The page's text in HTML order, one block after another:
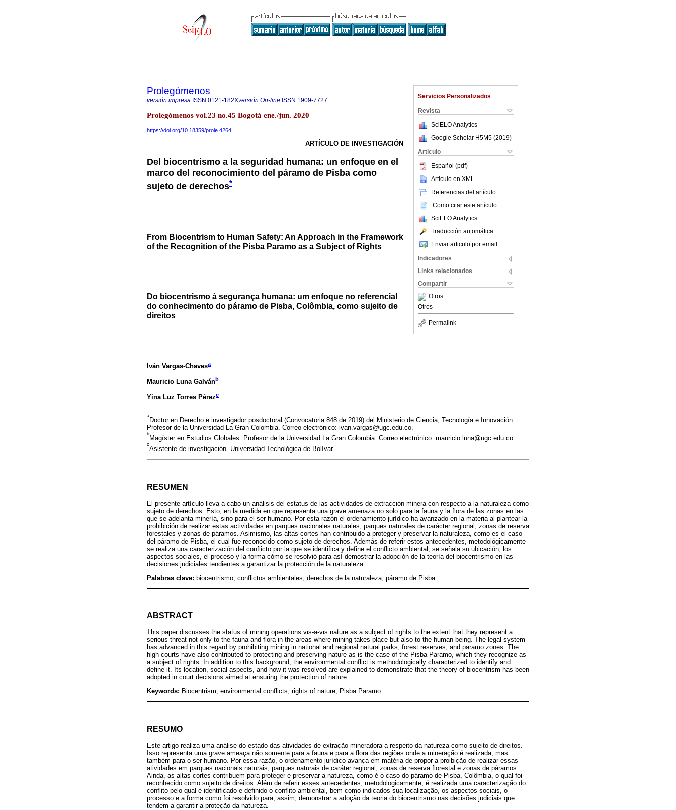
Servicios Personalizados
Revista
SciELO Analytics
Google Scholar H5M5 (2019)
Articulo
Español (pdf)
Articulo en XML
Referencias del artículo
Como citar este artículo
SciELO Analytics
Traducción automática
Enviar articulo por email
Indicadores
Links relacionados
Compartir
Otros
Otros
Permalink
Prolegómenos
versión impresa ISSN 0121-182Xversión On-line ISSN 1909-7727
Prolegómenos vol.23 no.45 Bogotá ene./jun. 2020
https://doi.org/10.18359/prole.4264
ARTÍCULO DE INVESTIGACIÓN
Del biocentrismo a la seguridad humana: un enfoque en el
marco del reconocimiento del páramo de Pisba como
sujeto de derechos*
From Biocentrism to Human Safety: An Approach in the Framework
of the Recognition of the Pisba Paramo as a Subject of Rights
Do biocentrismo à segurança humana: um enfoque no referencial
do conhecimento do páramo de Pisba, Colômbia, como sujeito de
direitos
Iván Vargas-Chavesa
Mauricio Luna Galvánb
Yina Luz Torres Pérezc
a
Doctor en Derecho e investigador posdoctoral (Convocatoria 848 de 2019) del Ministerio de Ciencia, Tecnología e Innovación.
Profesor de la Universidad La Gran Colombia. Correo electrónico: ivan.vargas@ugc.edu.co.
b
Magíster en Estudios Globales. Profesor de la Universidad La Gran Colombia. Correo electrónico: mauricio.luna@ugc.edu.co.
c
Asistente de investigación. Universidad Tecnológica de Bolívar.
RESUMEN
El presente artículo lleva a cabo un análisis del estatus de las actividades de extracción minera con respecto a la naturaleza como
sujeto de derechos. Esto, en la medida en que representa una grave amenaza no solo para la fauna y la flora de las zonas en las
que se adelanta minería, sino para el ser humano. Por esta razón el ordenamiento jurídico ha avanzado en la materia al plantear la
prohibición de realizar estas actividades en parques nacionales naturales, parques naturales de carácter regional, zonas de reserva
forestales y zonas de páramos. Asimismo, las altas cortes han contribuido a proteger y preservar la naturaleza, como es el caso
del páramo de Pisba, el cual fue reconocido como sujeto de derechos. Además de referir estos antecedentes, metodológicamente
se realiza una caracterización del conflicto por la que se identifica y define el conflicto ambiental, se señala su ubicación, los
aspectos sociales, el proceso y la forma cómo se resolvió para así demostrar la adopción de la teoría del biocentrismo en las
decisiones judiciales tendientes a garantizar la protección de la naturaleza.
Palabras clave: biocentrismo; conflictos ambientales; derechos de la naturaleza; páramo de Pisba
ABSTRACT
This paper discusses the status of mining operations vis-a-vis nature as a subject of rights to the extent that they represent a
serious threat not only to the fauna and flora in the areas where mining takes place but also to the human being. The legal system
has advanced in this regard by prohibiting mining in national and regional natural parks, forest reserves, and paramo zones. The
high courts have also contributed to protecting and preserving nature as is the case of the Pisba Paramo, which they recognize as
a subject of rights. In addition to this background, the environmental conflict is methodologically characterized to identify and
define it. Its location, social aspects, and how it was resolved are explained to demonstrate that the theory of biocentrism has been
adopted in court decisions aimed at ensuring the protection of nature.
Keywords: Biocentrism; environmental conflicts; rights of nature; Pisba Paramo
RESUMO
Este artigo realiza uma análise do estado das atividades de extração mineradora a respeito da natureza como sujeito de direitos.
Isso representa uma grave ameaça não somente para a fauna e para a flora das regiões onde a mineração é realizada, mas
também para o ser humano. Por essa razão, o ordenamento jurídico avança em matéria de propor a proibição de realizar essas
atividades em parques nacionais naturais, parques naturais de caráter regional, zonas de reserva florestal e zonas de páramos.
Ainda, as altas cortes contribuem para proteger e preservar a natureza, como é o caso do páramo de Pisba, Colômbia, o qual foi
reconhecido como sujeito de direitos. Além de referir esses antecedentes, metodologicamente, é realizada uma caracterização do
conflito pelo qual é identificado e definido o conflito ambiental, bem como indicados sua localização, os aspectos sociais, o
processo e a forma como foi resolvido para, assim, demonstrar a adoção da teoria do biocentrismo nas decisões judiciais que
tendem a garantir a proteção da natureza.